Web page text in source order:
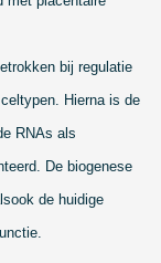
bij regulatie
Hierna is de
RNAs als
De biogenese
de huidige